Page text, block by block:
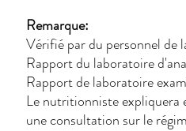
Remarque:
Vérifié par du personnel de
Rapport du laboratoire
Rapport de laboratoire
Le nutritionniste
une consultation sur le